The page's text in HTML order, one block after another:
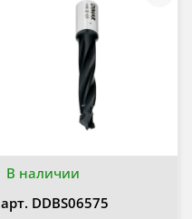
В наличии
арт. DDBS06575